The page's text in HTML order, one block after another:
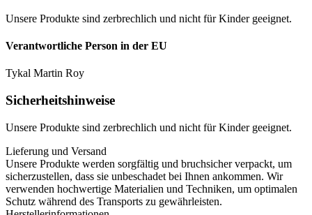
Unsere Produkte sind zerbrechlich und nicht für Kinder geeignet.
Verantwortliche Person in der EU
Tykal Martin Roy
Sicherheitshinweise
Unsere Produkte sind zerbrechlich und nicht für Kinder geeignet.
Lieferung und Versand
Unsere Produkte werden sorgfältig und bruchsicher verpackt, um
sicherzustellen, dass sie unbeschadet bei Ihnen ankommen. Wir
verwenden hochwertige Materialien und Techniken, um optimalen
Schutz während des Transports zu gewährleisten.